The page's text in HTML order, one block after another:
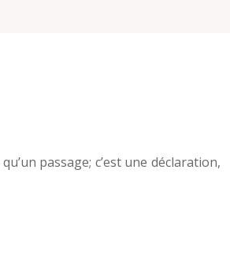
passage; c’est une déclaration,